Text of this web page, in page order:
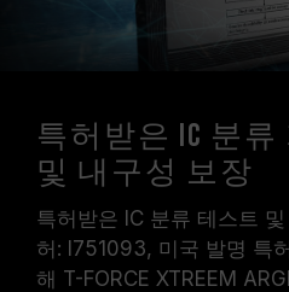
특허받은 IC 분
및 내구성 보장
특허받은 IC 분류 테스트
허: I751093, 미국 발명 특
해 T-FORCE XTREEM